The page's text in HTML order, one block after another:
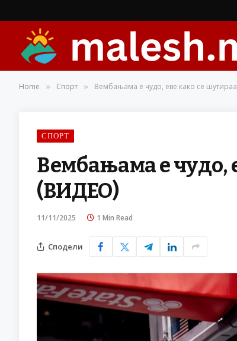
Home » Спорт » Вембањама е чудо, еве како се
СПОРТ
Вембањама е чудо,
(ВИДЕО)
11/11/2025 1 Min Read
Сподели